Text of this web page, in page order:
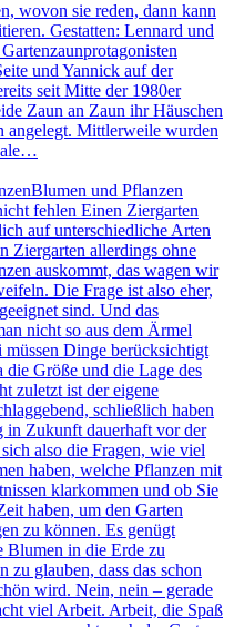
wovon sie reden, dann kann
Gestatten: Lennard und
und Yannick auf der
seit Mitte der 1980er
Zaun an Zaun ihr Häuschen
angelegt. Mittlerweile wurden
Blumen und Pflanzen
fehlen Einen Ziergarten
auf unterschiedliche Arten
Ziergarten allerdings ohne
auskommt, das wagen wir
Die Frage ist also eher,
sind. Und das
nicht so aus dem Ärmel
müssen Dinge berücksichtigt
die Größe und die Lage des
zuletzt ist der eigene
schließlich haben
in Zukunft dauerhaft vor der
also die Fragen, wie viel
haben, welche Pflanzen mit
klarkommen und ob Sie
haben, um den Garten
zu können. Es genügt
Blumen in die Erde zu
zu glauben, dass das schon
wird. Nein, nein – gerade
viel Arbeit. Arbeit, die Spaß